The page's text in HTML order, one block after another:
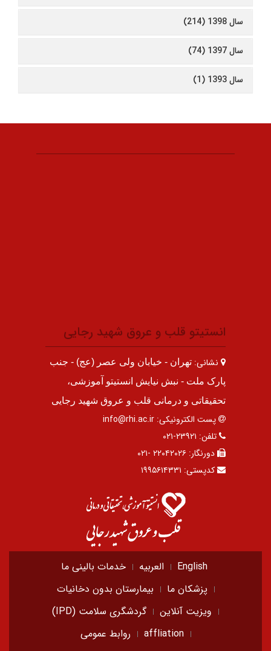
سال 1398 (214)
سال 1397 (74)
سال 1393 (1)
انستیتو قلب و عروق شهید رجایی
نشانی: تهران - خیابان ولی عصر (عج) - جنب
پارک ملت - نبش نیایش انستیتو آموزشی،
تحقیقاتی و درمانی قلب و عروق شهید رجایی
پست الکترونیکی: info@rhi.ac.ir
تلفن: ۲۳۹۲۱-۰۲۱
دورنگار: ۲۲۰۴۲۰۲۶ -۰۲۱
کدپستی: ۱۹۹۵۶۱۴۳۳۱
English العربیه
خدمات بالینی ما
پزشکان ما
بیمارستان بدون دخانیات
ویزیت آنلاین
گردشگری سلامت (IPD)
affliation
روابط عمومی